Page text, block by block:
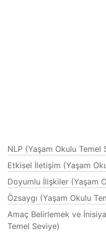
NLP (Yaşam Okulu Temel
Etkisel İletişim (Yaşam
Doyumlu İlişkiler (Yaşam
Özsaygı (Yaşam Okulu
Amaç Belirlemek ve
Temel Seviye)